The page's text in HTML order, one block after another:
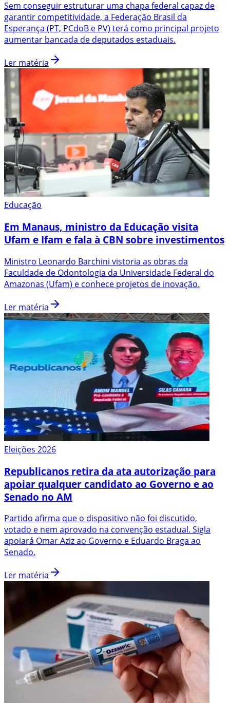
Sem conseguir estruturar uma chapa federal capaz de
garantir competitividade, a Federação Brasil da
Esperança (PT, PCdoB e PV) terá como principal projeto
aumentar bancada de deputados estaduais.
Ler matéria
Educação
Em Manaus, ministro da Educação visita
Ufam e Ifam e fala à CBN sobre investimentos
Ministro Leonardo Barchini vistoria as obras da
Faculdade de Odontologia da Universidade Federal do
Amazonas (Ufam) e conhece projetos de inovação.
Ler matéria
Eleições 2026
Republicanos retira da ata autorização para
apoiar qualquer candidato ao Governo e ao
Senado no AM
Partido afirma que o dispositivo não foi discutido,
votado e nem aprovado na convenção estadual. Sigla
apoiará Omar Aziz ao Governo e Eduardo Braga ao
Senado.
Ler matéria